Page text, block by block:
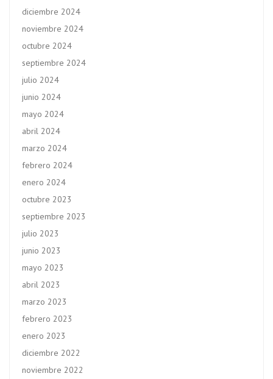
diciembre 2024
noviembre 2024
octubre 2024
septiembre 2024
julio 2024
junio 2024
mayo 2024
abril 2024
marzo 2024
febrero 2024
enero 2024
octubre 2023
septiembre 2023
julio 2023
junio 2023
mayo 2023
abril 2023
marzo 2023
febrero 2023
enero 2023
diciembre 2022
noviembre 2022